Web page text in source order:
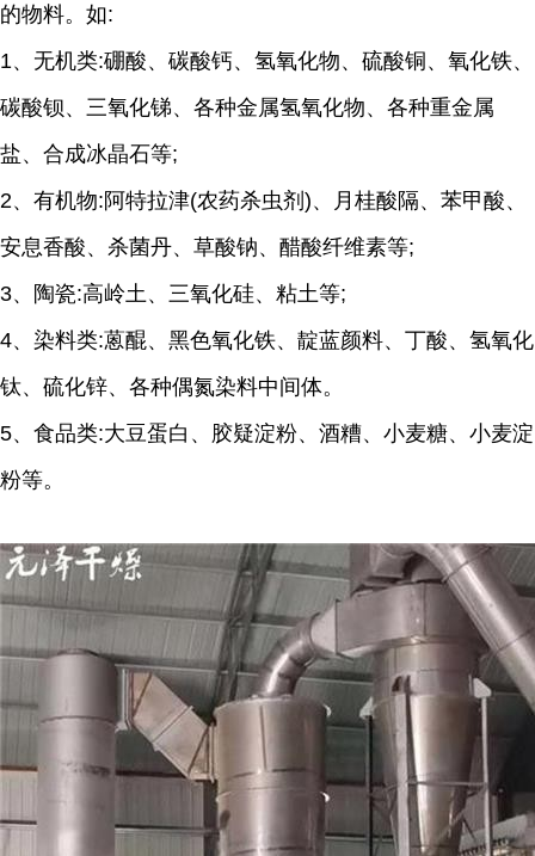
的物料。如:
1、无机类:硼酸、碳酸钙、氢氧化物、硫酸铜、氧化铁、
碳酸钡、三氧化锑、各种金属氢氧化物、各种重金属
盐、合成冰晶石等;
2、有机物:阿特拉津(农药杀虫剂)、月桂酸隔、苯甲酸、
安息香酸、杀菌丹、草酸钠、醋酸纤维素等;
3、陶瓷:高岭土、三氧化硅、粘土等;
4、染料类:蒽醌、黑色氧化铁、靛蓝颜料、丁酸、氢氧化
钛、硫化锌、各种偶氮染料中间体。
5、食品类:大豆蛋白、胶疑淀粉、酒糟、小麦糖、小麦淀
粉等。